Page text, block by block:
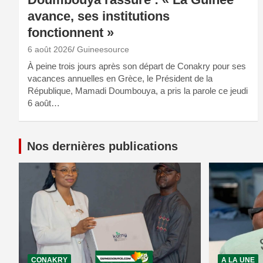
avance, ses institutions
fonctionnent »
6 août 2026 Guineesource
À peine trois jours après son départ de Conakry pour ses
vacances annuelles en Grèce, le Président de la
République, Mamadi Doumbouya, a pris la parole ce jeudi
6 août…
Nos dernières publications
CONAKRY A LA UNE